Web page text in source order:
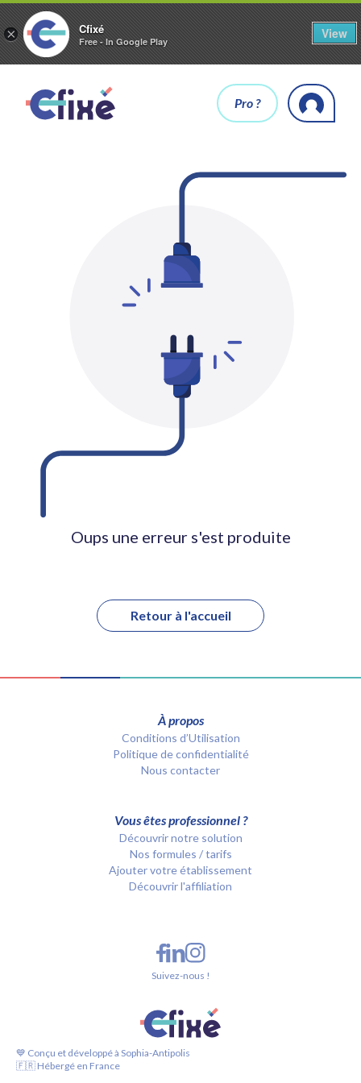
× Cfixé
Free - In Google Play
View
Pro ?
Oups une erreur s'est produite
Retour à l'accueil
À propos
Conditions d’Utilisation
Politique de confidentialité
Nous contacter
Vous êtes professionnel ?
Découvrir notre solution
Nos formules / tarifs
Ajouter votre établissement
Découvrir l'affiliation
💙 Conçu et développé à Sophia-Antipolis
🇫🇷 Hébergé en France
Suivez-nous !